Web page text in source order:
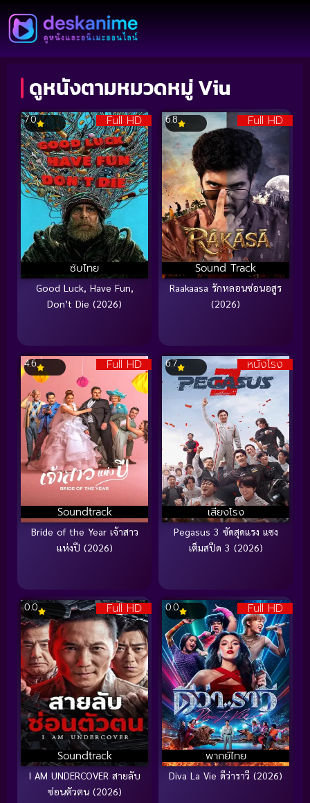
ดูหนังตามหมวดหมู่ Viu
Full HD
ซับไทย
7.0
Good Luck, Have Fun,
Don’t Die (2026)
Full HD
Sound Track
6.8
Raakaasa รักหลอนซ่อนอสูร
(2026)
Full HD
Soundtrack
4.6
Bride of the Year เจ้าสาว
แห่งปี (2026)
หนังโรง
เสียงโรง
6.7
Pegasus 3 ซัดสุดแรง แซง
เต็มสปีด 3 (2026)
Full HD
Soundtrack
0.0
I AM UNDERCOVER สายลับ
ซ่อนตัวตน (2026)
Full HD
พากย์ไทย
0.0
Diva La Vie ดีว่าราวี (2026)